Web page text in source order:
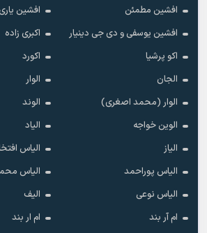
افشین مطمئن
افشین
افشین یوسفی و دی جی دینیار
اکبری زاده
اکو پرشیا
اکورد
الجان
الوار
الوار (محمد اصغری)
الوند
الوین خواجه
الیاد
الیاز
الیاس
الیاس پوراحمد
الیاس
الیاس نوعی
الیف
ام آر بند
ام ار بند